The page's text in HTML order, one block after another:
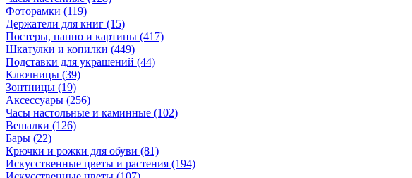
Фоторамки (119)
Держатели для книг (15)
Постеры, панно и картины (417)
Шкатулки и копилки (449)
Подставки для украшений (44)
Ключницы (39)
Зонтницы (19)
Аксессуары (256)
Часы настольные и каминные (102)
Вешалки (126)
Бары (22)
Крючки и рожки для обуви (81)
Искусственные цветы и растения (194)